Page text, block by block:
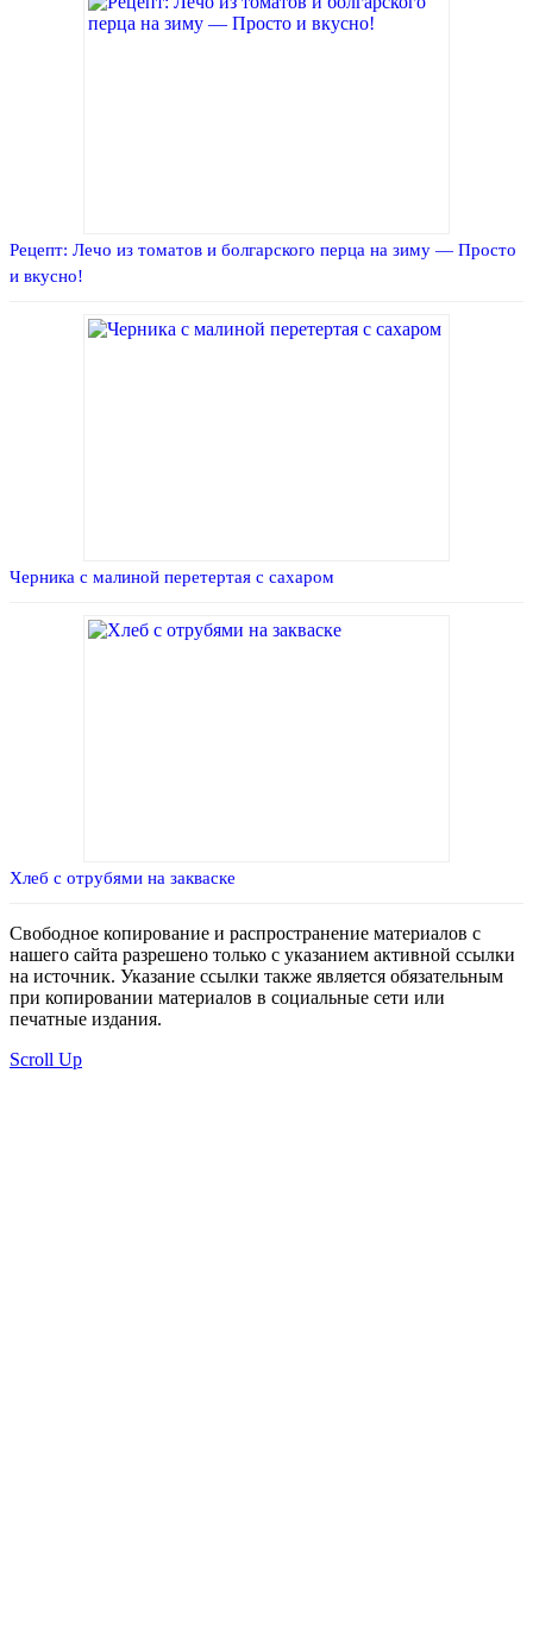
Рецепт: Лечо из томатов и болгарского перца на зиму — Просто
и вкусно!
Черника с малиной перетертая с сахаром
Хлеб с отрубями на закваске
Свободное копирование и распространение материалов с
нашего сайта разрешено только с указанием активной ссылки
на источник. Указание ссылки также является обязательным
при копировании материалов в социальные сети или
печатные издания.
Scroll Up